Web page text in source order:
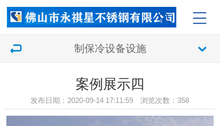
制保冷设备设施
案例展示四
发布日期：2020-09-14 17:11:59 浏览次数：358